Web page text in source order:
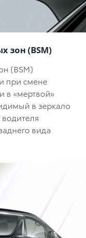
зон (BSM)
(BSM)
при смене
в «мертвой»
в зеркало
вида